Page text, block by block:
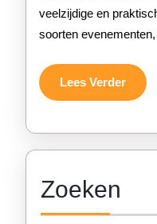
veelzijdige en
soorten
Lees VerderLees
Verder
Zoeken